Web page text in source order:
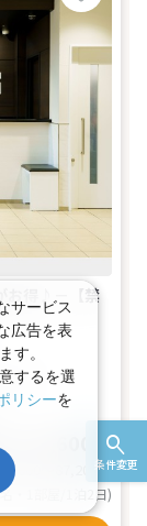
条件変更
お得♪－【禁
2台）
43,600円
47,600〜87,200 円
名・1部屋/1泊2日)
サービス
広告を表
す。
するを選
リシーを